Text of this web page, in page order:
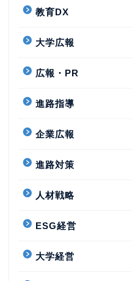
教育DX
大学広報
広報・PR
進路指導
企業広報
進路対策
人材戦略
ESG経営
大学経営